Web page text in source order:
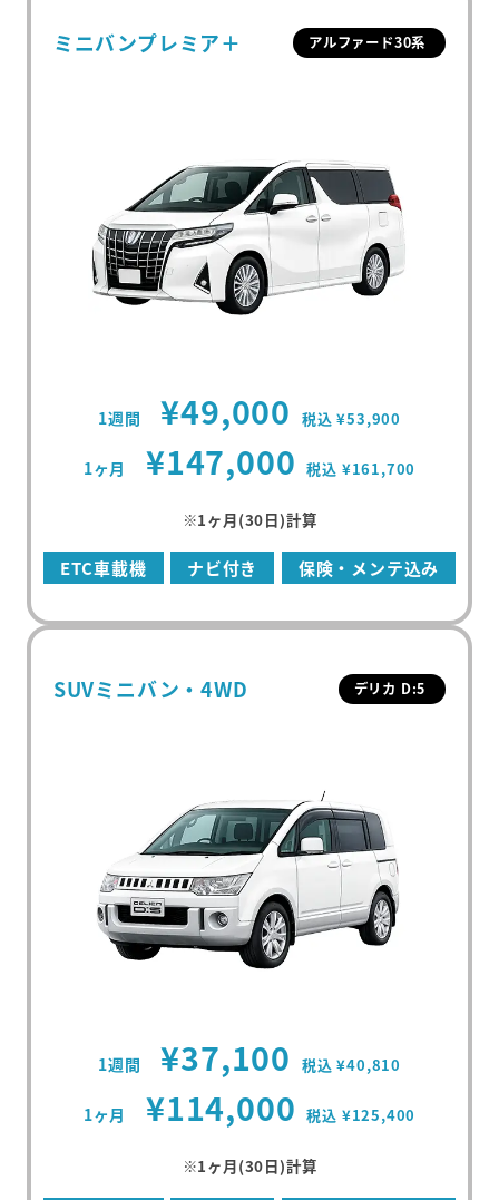
ミニバンプレミア＋ アルファード30系
1週間 ¥49,000 税込 ¥53,900
1ヶ月 ¥147,000 税込 ¥161,700
※1ヶ月(30日)計算
ETC車載機 ナビ付き 保険・メンテ込み
SUVミニバン・4WD デリカ D:5
1週間 ¥37,100 税込 ¥40,810
1ヶ月 ¥114,000 税込 ¥125,400
※1ヶ月(30日)計算